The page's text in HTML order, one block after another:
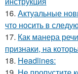
16. Актуальные
что носить в
17. Как манера
признаки, на
18. Headlines: